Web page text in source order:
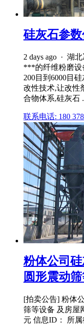
硅灰石参
2 days ago · 湖
***的纤维粉磨设
200目到6000目
改性技术,让改性
合物体系,硅灰石 .
联系电话: 180
粉体公司
圆形震动
[拍卖公告] 粉体
筛等设备 及房屋
元 信息ID： 所